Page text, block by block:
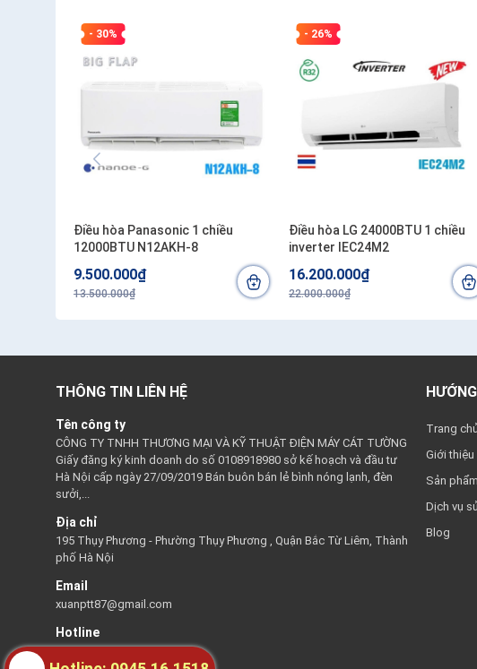
- 30%
Điều hòa Panasonic 1 chiều
12000BTU N12AKH-8
9.500.000₫
13.500.000₫
- 26%
Điều hòa LG 24000BTU 1 chiều
inverter IEC24M2
16.200.000₫
22.000.000₫
THÔNG TIN LIÊN HỆ
Tên công ty
CÔNG TY TNHH THƯƠNG MẠI VÀ KỸ THUẬT ĐIỆN MÁY CÁT TƯỜNG
Giấy đăng ký kinh doanh do số 0108918980 sở kế hoạch và đầu tư
Hà Nội cấp ngày 27/09/2019 Bán buôn bán lẻ bình nóng lạnh, đèn
sưởi,...
Địa chỉ
195 Thụy Phương - Phường Thụy Phương , Quận Bắc Từ Liêm, Thành
phố Hà Nội
Email
xuanptt87@gmail.com
Hotline
0945161518
Trang chủ
Giới thiệu
Sản phẩm
Dịch vụ
Blog